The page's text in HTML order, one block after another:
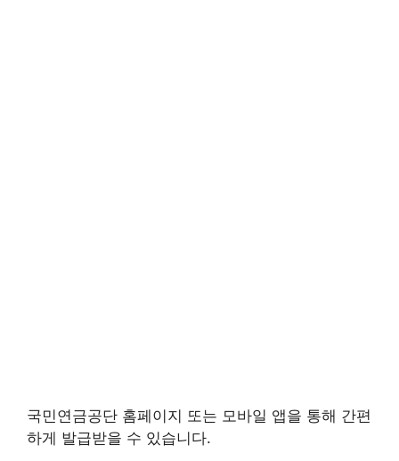
국민연금공단 홈페이지 또는 모바일 앱을 통해 간편
하게 발급받을 수 있습니다.